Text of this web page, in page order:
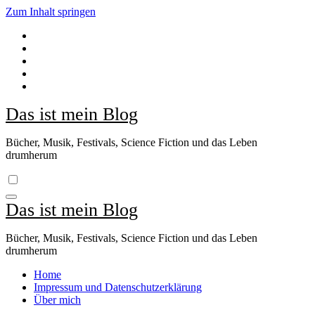
Zum Inhalt springen
Das ist mein Blog
Bücher, Musik, Festivals, Science Fiction und das Leben
drumherum
Das ist mein Blog
Bücher, Musik, Festivals, Science Fiction und das Leben
drumherum
Home
Impressum und Datenschutzerklärung
Über mich